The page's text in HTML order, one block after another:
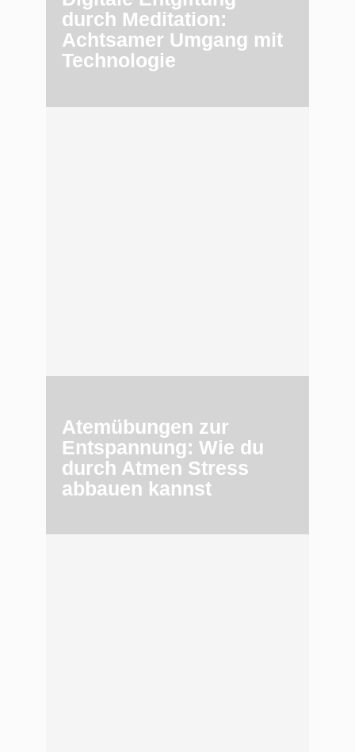
durch Meditation:
Achtsamer Umgang mit
Technologie
Atemübungen zur
Entspannung: Wie du
durch Atmen Stress
abbauen kannst